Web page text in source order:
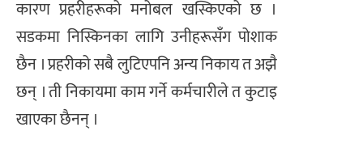
कारण प्रहरीहरूको मनोबल खस्किएको छ ।
सडकमा निस्किनका लागि उनीहरूसँग पोशाक
छैन । प्रहरीको सबै लुटिएपनि अन्य निकाय त अझै
छन् । ती निकायमा काम गर्ने कर्मचारीले त कुटाइ
खाएका छैनन् ।